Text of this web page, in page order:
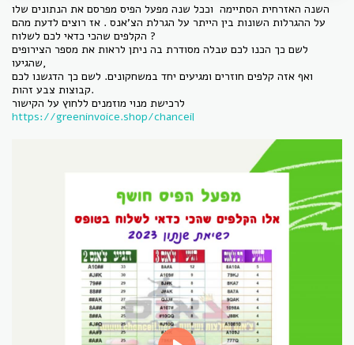
השנה האזרחית הסתיימה וככל שנה מפעל הפיס מפרסם את הנתונים שלו
על ההגרלות השונות בין הייתר על הגרלת הצ'אנס . אז רוצים לדעת מהם
הקלפים שהכי כדאי לכם לשלוח ?
לשם כך הכנו לכם טבלה מסודרת בה ניתן לראות את מספר הצירופים
שהגיעו,
ואף אזה קלפים חוזרים ומגיעים יחד במשחקונים. לשם כך הדגשנו לכם
קבוצות צבע זהות.
לרכישת מנוי מוזמנים ללחוץ על הקישור
https://greeninvoice.shop/chanceil